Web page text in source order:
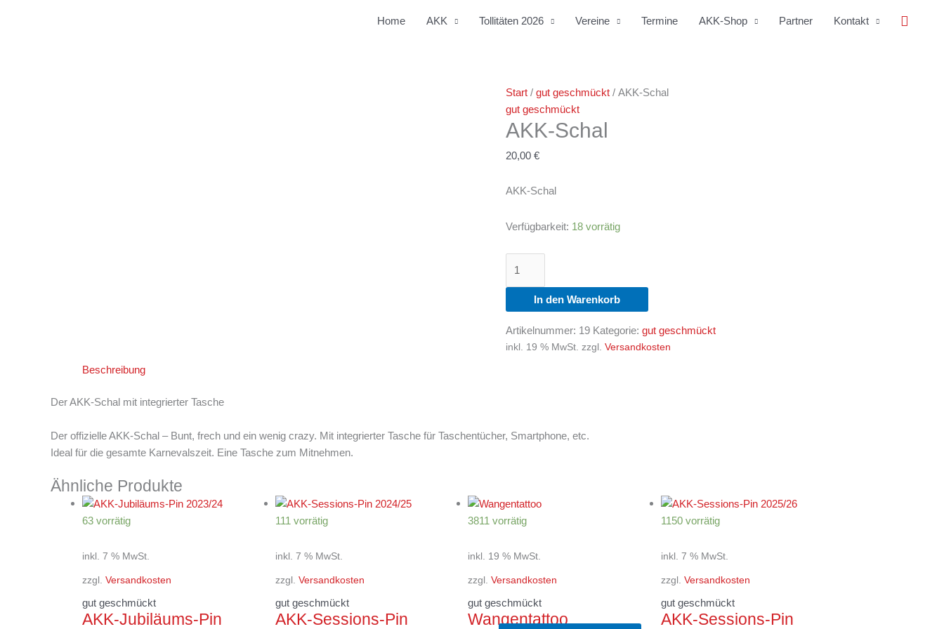
Home AKK Tollitäten 2026 Vereine Termine AKK-Shop Partner Kontakt
Start / gut geschmückt / AKK-Schal
gut geschmückt
AKK-Schal
20,00 €
AKK-Schal
Verfügbarkeit: 18 vorrätig
AKK-
Schal
Menge
In den Warenkorb
Artikelnummer: 19 Kategorie: gut geschmückt
inkl. 19 % MwSt. zzgl. Versandkosten
Beschreibung
Der AKK-Schal mit integrierter Tasche
Der offizielle AKK-Schal – Bunt, frech und ein wenig crazy. Mit integrierter Tasche für Taschentücher, Smartphone, etc.
Ideal für die gesamte Karnevalszeit. Eine Tasche zum Mitnehmen.
Ähnliche Produkte
63 vorrätig
inkl. 7 % MwSt.
zzgl. Versandkosten
gut geschmückt
AKK-Jubiläums-Pin
111 vorrätig
inkl. 7 % MwSt.
zzgl. Versandkosten
gut geschmückt
AKK-Sessions-Pin
3811 vorrätig
inkl. 19 % MwSt.
zzgl.Versandkosten
gut geschmückt
Wangentattoo
1150 vorrätig
inkl. 7 % MwSt.
zzgl.Versandkosten
gut geschmückt
AKK-Sessions-Pin